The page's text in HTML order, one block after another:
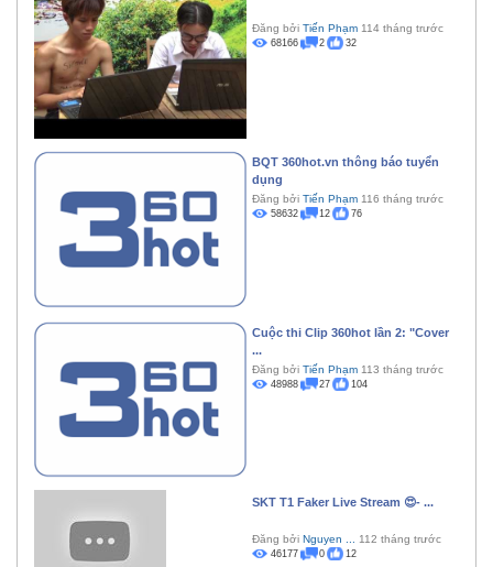
Đăng bởi Tiến Phạm 114 tháng trước
68166 2 32
BQT 360hot.vn thông báo tuyển
dụng
Đăng bởi Tiến Phạm 116 tháng trước
58632 12 76
Cuộc thi Clip 360hot lần 2: "Cover
...
Đăng bởi Tiến Phạm 113 tháng trước
48988 27 104
SKT T1 Faker Live Stream 😍- ...
Đăng bởi Nguyen ... 112 tháng trước
46177 0 12